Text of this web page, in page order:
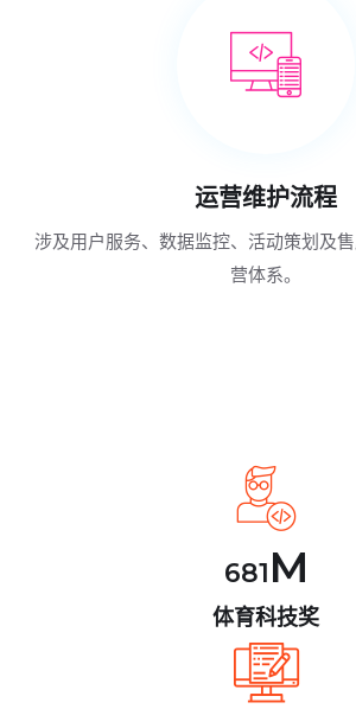
运营维护流程
涉及用户服务、数据监控、活动策划及
营体系。
681M
体育科技奖